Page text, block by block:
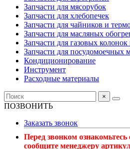
Запчасти для мясорубок
Запчасти для хлебопечек
Запчасти для чайников и
Запчасти для масляных
Запчасти для газовых колонок
Запчасти для посудомоечных
Кондиционирование
Инструмент
Расходные материалы
×
ПОЗВОНИТЬ
Заказать звонок
Перед звонком
сообщите менеджеру